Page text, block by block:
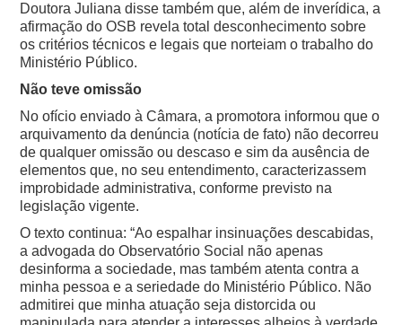
Doutora Juliana disse também que, além de inverídica, a
afirmação do OSB revela total desconhecimento sobre
os critérios técnicos e legais que norteiam o trabalho do
Ministério Público.
Não teve omissão
No ofício enviado à Câmara, a promotora informou que o
arquivamento da denúncia (notícia de fato) não decorreu
de qualquer omissão ou descaso e sim da ausência de
elementos que, no seu entendimento, caracterizassem
improbidade administrativa, conforme previsto na
legislação vigente.
O texto continua: “Ao espalhar insinuações descabidas,
a advogada do Observatório Social não apenas
desinforma a sociedade, mas também atenta contra a
minha pessoa e a seriedade do Ministério Público. Não
admitirei que minha atuação seja distorcida ou